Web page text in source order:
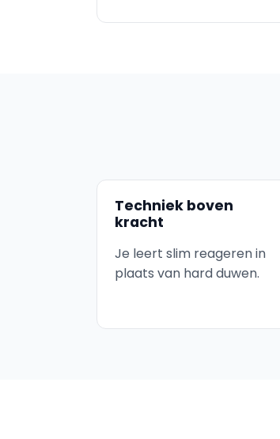
Techniek boven
kracht
Je leert slim reageren in
plaats van hard duwen.